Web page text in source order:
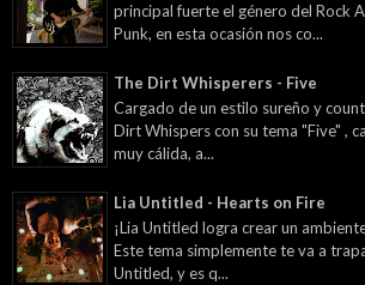
principal fuerte el género del Rock
Punk, en esta ocasión nos co...
The Dirt Whisperers - Five
Cargado de un estilo sureño y
Dirt Whispers con su tema "Five" ,
muy cálida, a...
Lia Untitled - Hearts on Fire
¡Lia Untitled logra crear un
Este tema simplemente te va a
Untitled, y es q...